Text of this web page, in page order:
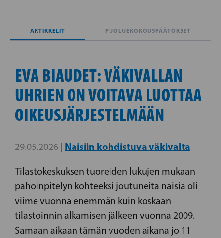
ARTIKKELIT PUOLUEKOKOUSPÄÄTÖKSET
EVA BIAUDET: VÄKIVALLAN
UHRIEN ON VOITAVA LUOTTAA
OIKEUSJÄRJESTELMÄÄN
29.05.2026 | Naisiin kohdistuva väkivalta
Tilastokeskuksen tuoreiden lukujen mukaan
pahoinpitelyn kohteeksi joutuneita naisia oli
viime vuonna enemmän kuin koskaan
tilastoinnin alkamisen jälkeen vuonna 2009.
Samaan aikaan tämän vuoden aikana jo 11